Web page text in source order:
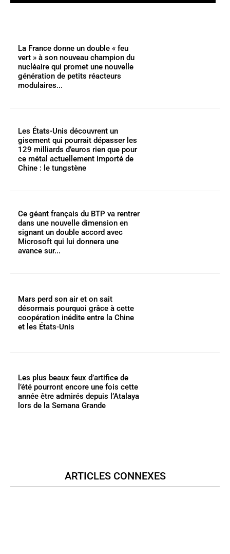
La France donne un double « feu
vert » à son nouveau champion du
nucléaire qui promet une nouvelle
génération de petits réacteurs
modulaires...
Les États-Unis découvrent un
gisement qui pourrait dépasser les
129 milliards d’euros rien que pour
ce métal actuellement importé de
Chine : le tungstène
Ce géant français du BTP va rentrer
dans une nouvelle dimension en
signant un double accord avec
Microsoft qui lui donnera une
avance sur...
Mars perd son air et on sait
désormais pourquoi grâce à cette
coopération inédite entre la Chine
et les États-Unis
Les plus beaux feux d’artifice de
l’été pourront encore une fois cette
année être admirés depuis l’Atalaya
lors de la Semana Grande
ARTICLES CONNEXES